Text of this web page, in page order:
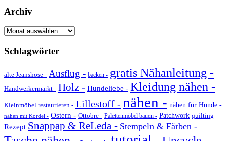
Archiv
Archiv
Schlagwörter
alte Jeanshose - Ausflug - backen - gratis Nähanleitung -
Handwerkermarkt - Holz - Hundeliebe - Kleidung nähen -
Kleinmöbel restaurieren - Lillestoff - nähen - nähen für Hunde -
nähen mit Kordel - Ostern - Ottobre - Palettenmöbel bauen - Patchwork quilting
Rezept Snappap & ReLeda - Stempeln & Färben -